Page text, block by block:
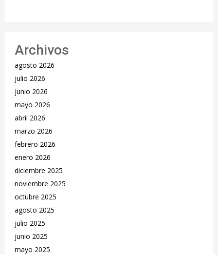
Archivos
agosto 2026
julio 2026
junio 2026
mayo 2026
abril 2026
marzo 2026
febrero 2026
enero 2026
diciembre 2025
noviembre 2025
octubre 2025
agosto 2025
julio 2025
junio 2025
mayo 2025